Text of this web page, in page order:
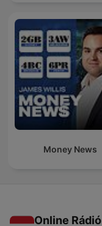
Money News
Online Rádió